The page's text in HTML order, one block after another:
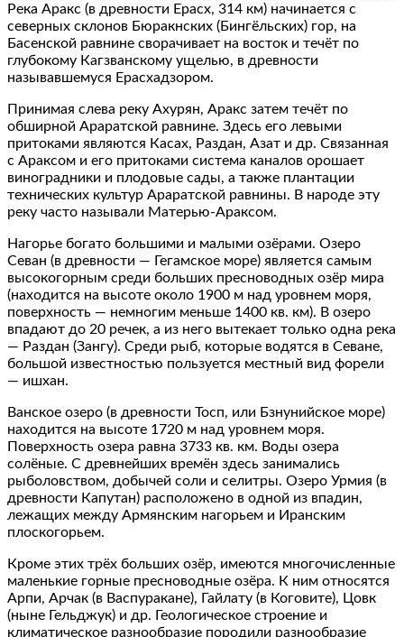
Река Аракс (в древности Ерасх, 314 км) начинается с
северных склонов Бюракнских (Бингёльских) гор, на
Басенской равнине сворачивает на восток и течёт по
глубокому Кагзванскому ущелью, в древности
называвшемуся Ерасхадзором.
Принимая слева реку Ахурян, Аракс затем течёт по
обширной Араратской равнине. Здесь его левыми
притоками являются Касах, Раздан, Азат и др. Связанная
с Араксом и его притоками система каналов орошает
виноградники и плодовые сады, а также плантации
технических культур Араратской равнины. В народе эту
реку часто называли Матерью‐Араксом.
Нагорье богато большими и малыми озёрами. Озеро
Севан (в древности — Гегамское море) является самым
высокогорным среди больших пресноводных озёр мира
(находится на высоте около 1900 м над уровнем моря,
поверхность — немногим меньше 1400 кв. км). В озеро
впадают до 20 речек, а из него вытекает только одна река
— Раздан (Зангу). Среди рыб, которые водятся в Севане,
большой известностью пользуется местный вид форели
— ишхан.
Ванское озеро (в древности Тосп, или Бзнунийское море)
находится на высоте 1720 м над уровнем моря.
Поверхность озера равна 3733 кв. км. Воды озера
солёные. С древнейших времён здесь занимались
рыболовством, добычей соли и селитры. Озеро Урмия (в
древности Капутан) расположено в одной из впадин,
лежащих между Армянским нагорьем и Иранским
плоскогорьем.
Кроме этих трёх больших озёр, имеются многочисленные
маленькие горные пресноводные озёра. К ним относятся
Арпи, Арчак (в Васпуракане), Гайлату (в Коговите), Цовк
(ныне Гельджук) и др. Геологическое строение и
климатическое разнообразие породили разнообразие